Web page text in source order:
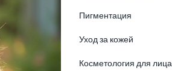
Пигментация
Уход за кожей
Косметология для лица